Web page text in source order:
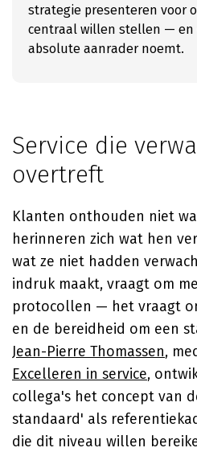
strategie presenteren voor
centraal willen stellen — en
absolute aanrader noemt.
Service die
overtreft
Klanten onthouden niet
herinneren zich wat hen
wat ze niet hadden
indruk maakt, vraagt om
protocollen — het vraagt
en de bereidheid om een
Jean-Pierre Thomassen,
Excelleren in service,
collega's het concept van
standaard' als
die dit niveau willen